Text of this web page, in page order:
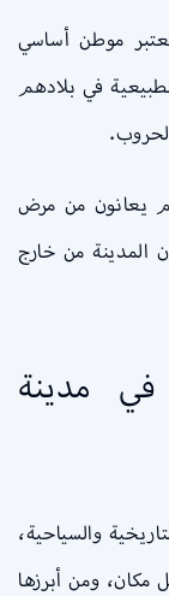
موطن أساسي
في بلادهم
يعانون من مرض
من خارج
في مدينة
والسياحية،
مكان، ومن أبرزها